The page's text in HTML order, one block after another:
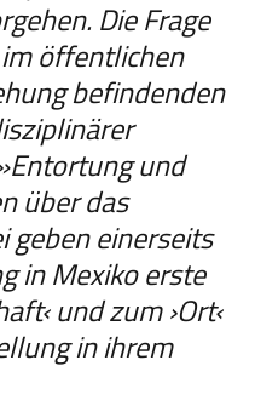
Die Frage
öffentlichen
befindenden
und
über das
geben einerseits
in Mexiko erste
und zum ›Ort‹
in ihrem